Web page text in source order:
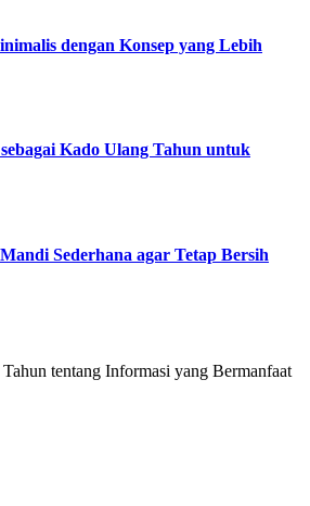
dengan Konsep yang Lebih
Kado Ulang Tahun untuk
Sederhana agar Tetap Bersih
tentang Informasi yang Bermanfaat